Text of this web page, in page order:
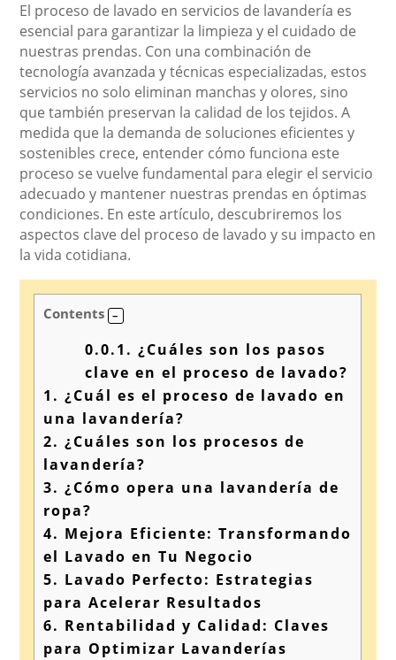
El proceso de lavado en servicios de lavandería es
esencial para garantizar la limpieza y el cuidado de
nuestras prendas. Con una combinación de
tecnología avanzada y técnicas especializadas, estos
servicios no solo eliminan manchas y olores, sino
que también preservan la calidad de los tejidos. A
medida que la demanda de soluciones eficientes y
sostenibles crece, entender cómo funciona este
proceso se vuelve fundamental para elegir el servicio
adecuado y mantener nuestras prendas en óptimas
condiciones. En este artículo, descubriremos los
aspectos clave del proceso de lavado y su impacto en
la vida cotidiana.
Contents
0.0.1. ¿Cuáles son los pasos
clave en el proceso de lavado?
1. ¿Cuál es el proceso de lavado en
una lavandería?
2. ¿Cuáles son los procesos de
lavandería?
3. ¿Cómo opera una lavandería de
ropa?
4. Mejora Eficiente: Transformando
el Lavado en Tu Negocio
5. Lavado Perfecto: Estrategias
para Acelerar Resultados
6. Rentabilidad y Calidad: Claves
para Optimizar Lavanderías